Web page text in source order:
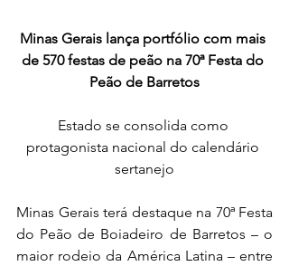
Minas Gerais lança portfólio com mais
de 570 festas de peão na 70ª Festa do
Peão de Barretos
Estado se consolida como
protagonista nacional do calendário
sertanejo
Minas Gerais terá destaque na 70ª Festa
do Peão de Boiadeiro de Barretos – o
maior rodeio da América Latina – entre